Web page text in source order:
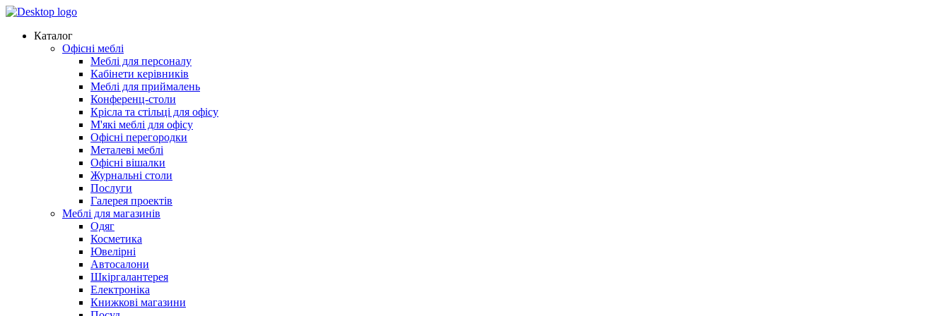
Каталог
Офісні меблі
Меблі для персоналу
Кабінети керівників
Меблі для приймалень
Конференц-столи
Крісла та стільці для офісу
М'які меблі для офісу
Офісні перегородки
Металеві меблі
Офісні вішалки
Журнальні столи
Послуги
Галерея проектів
Меблі для магазинів
Одяг
Косметика
Ювелірні
Автосалони
Шкіргалантерея
Електроніка
Книжкові магазини